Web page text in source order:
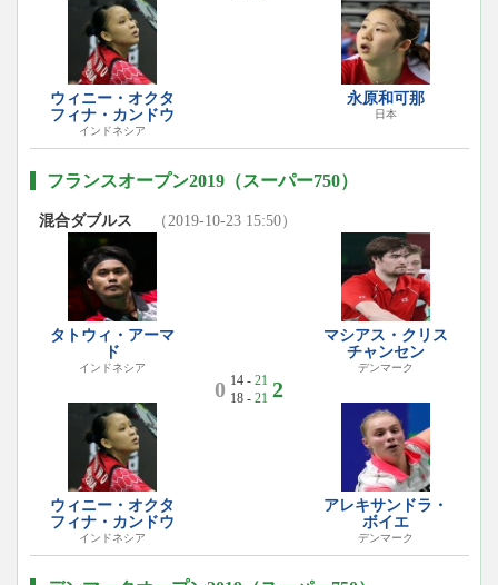
ウィニー・オクタ
フィナ・カンドウ
インドネシア
永原和可那
日本
フランスオープン2019（スーパー750）
混合ダブルス （2019-10-23 15:50）
タトウィ・アーマ
ド
インドネシア
ウィニー・オクタ
フィナ・カンドウ
インドネシア
0 14 - 21
18 - 21 2
マシアス・クリス
チャンセン
デンマーク
アレキサンドラ・
ボイエ
デンマーク